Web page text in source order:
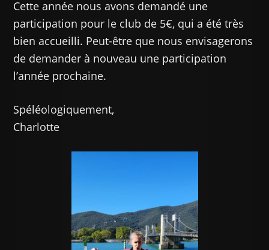
Cette année nous avons demandé une
participation pour le club de 5€, qui a été très
bien accueilli. Peut-être que nous envisagerons
de demander à nouveau une participation
l’année prochaine.
Spéléologiquement,
Charlotte